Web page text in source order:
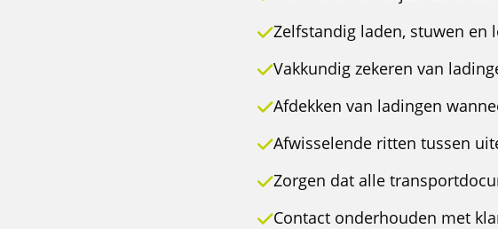
Zelfstandig laden, stuwen en
Vakkundig zekeren van
Afdekken van ladingen
Afwisselende ritten tussen
Zorgen dat alle
Contact onderhouden met